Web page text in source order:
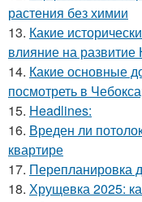
растения без химии
13. Какие
влияние на развитие
14. Какие основные
посмотреть в
15. Headlines:
16. Вреден ли
квартире
17. Перепланировка
18. Хрущевка 2025: